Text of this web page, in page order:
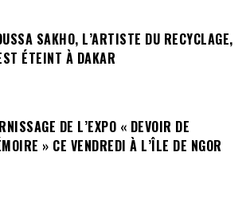
SAKHO, L’ARTISTE DU RECYCLAGE,
ÉTEINT À DAKAR
DE L’EXPO « DEVOIR DE
» CE VENDREDI À L’ÎLE DE NGOR